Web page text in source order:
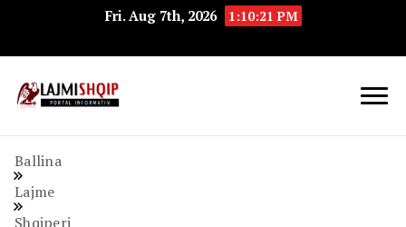
Fri. Aug 7th, 2026 1:10:22 PM
Ballina
Lajme
Shqiperi